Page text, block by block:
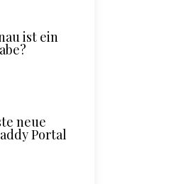
ist ein
neue
Portal